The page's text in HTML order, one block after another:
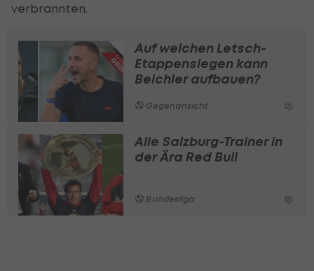
verbrannten.
Auf welchen Letsch-
Etappensiegen kann
Beichler aufbauen?
Gegenansicht
Alle Salzburg-Trainer in
der Ära Red Bull
Bundesliga